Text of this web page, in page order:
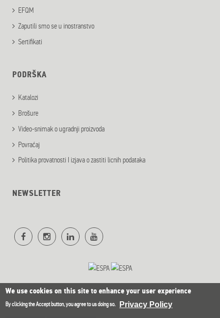
EFQM
Zaputili smo se u inostranstvo
Sertifikati
PODRŠKA
Katalozi
Brošure
Video-snimak o ugradnji proizvoda
Povraćaj
Politika provatnosti I izjava o zastiti licnih podataka
NEWSLETTER
We use cookies on this site to enhance your user experience
By clicking the Accept button, you agree to us doing so. Privacy Policy